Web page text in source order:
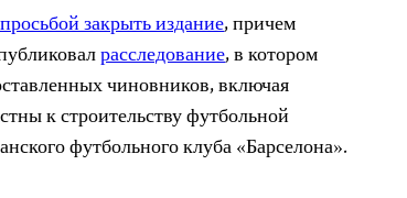
закрыть издание, причем
расследование, в котором
чиновников, включая
к строительству футбольной
футбольного клуба «Барселона».